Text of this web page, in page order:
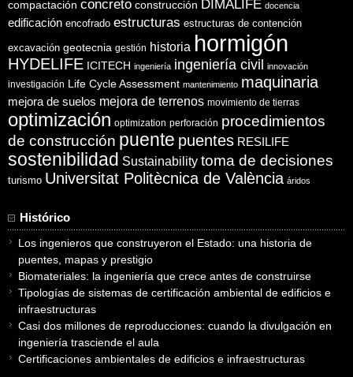
compactación concreto construcción DIMALIFE docencia
edificación encofrado estructuras estructuras de contención
excavación geotecnia gestión historia hormigón
HYDELIFE ICITECH ingeniería ingeniería civil innovación
investigación Life Cycle Assessment mantenimiento maquinaria
mejora de suelos mejora de terrenos movimiento de tierras
optimización optimization perforación procedimientos
de construcción puente puentes RESILIFE
sostenibilidad Sustainability toma de decisiones
turismo Universitat Politècnica de València áridos
Histórico
Los ingenieros que construyeron el Estado: una historia de
puentes, mapas y prestigio
Biomateriales: la ingeniería que crece antes de construirse
Tipologías de sistemas de certificación ambiental de edificios e
infraestructuras
Casi dos millones de reproducciones: cuando la divulgación en
ingeniería trasciende el aula
Certificaciones ambientales de edificios e infraestructuras